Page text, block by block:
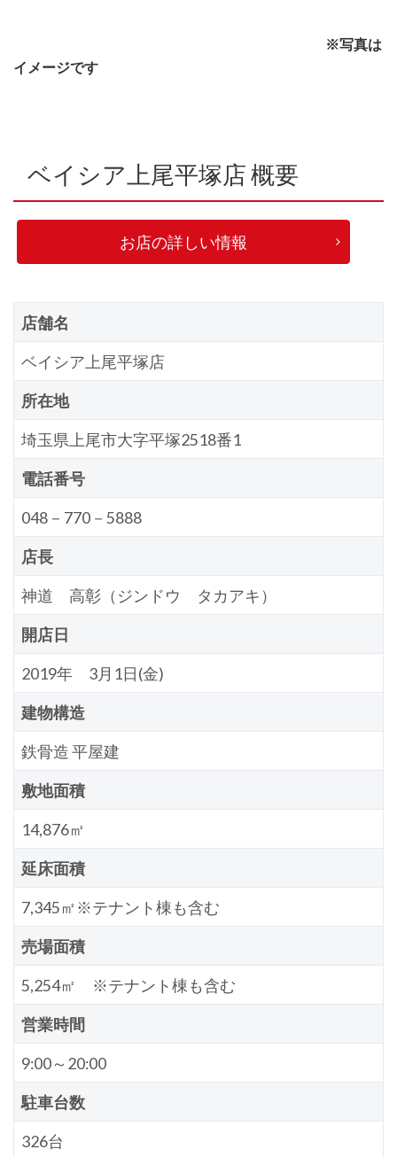
※写真は
イメージです
ベイシア上尾平塚店 概要
お店の詳しい情報
店舗名
ベイシア上尾平塚店
所在地
埼玉県上尾市大字平塚2518番1
電話番号
048－770－5888
店長
神道 高彰（ジンドウ タカアキ）
開店日
2019年 3月1日(金)
建物構造
鉄骨造 平屋建
敷地面積
14,876㎡
延床面積
7,345㎡※テナント棟も含む
売場面積
5,254㎡ ※テナント棟も含む
営業時間
9:00～20:00
駐車台数
326台